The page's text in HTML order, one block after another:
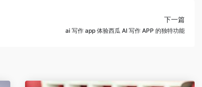
下一篇
ai 写作 app 体验西瓜 AI 写作 APP 的独特功能